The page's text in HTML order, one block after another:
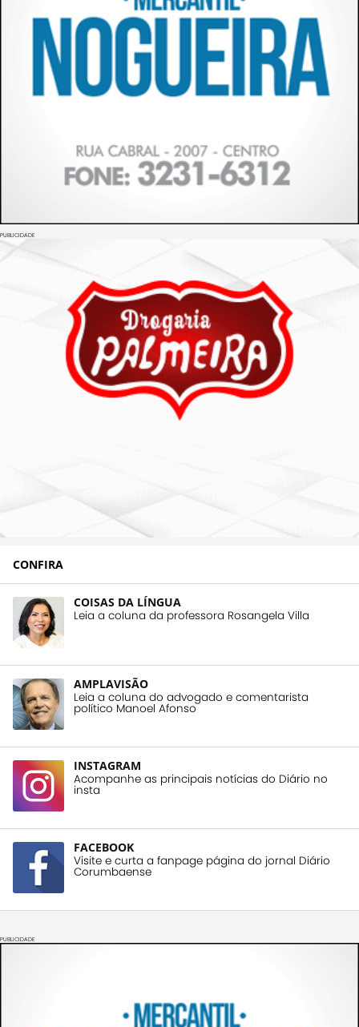
PUBLICIDADE
CONFIRA
COISAS DA LÍNGUA
Leia a coluna da professora Rosangela Villa
AMPLAVISÃO
Leia a coluna do advogado e comentarista
político Manoel Afonso
INSTAGRAM
Acompanhe as principais notícias do Diário no
insta
FACEBOOK
Visite e curta a fanpage página do jornal Diário
Corumbaense
PUBLICIDADE